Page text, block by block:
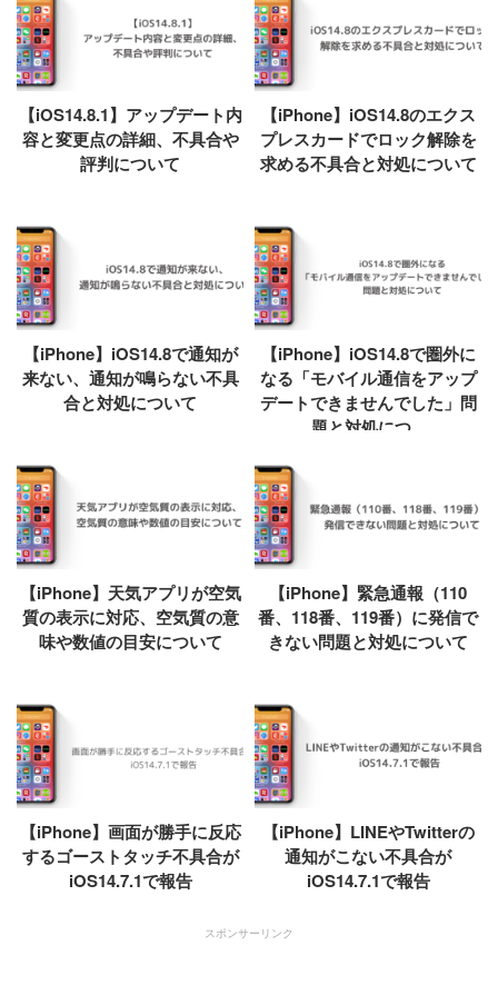
【iOS14.8.1】アップデート内
容と変更点の詳細、不具合や
評判について
【iPhone】iOS14.8のエクス
プレスカードでロック解除を
求める不具合と対処について
【iPhone】iOS14.8で通知が
来ない、通知が鳴らない不具
合と対処について
【iPhone】iOS14.8で圏外に
なる「モバイル通信をアップ
デートできませんでした」問
題と対処につ...
【iPhone】天気アプリが空気
質の表示に対応、空気質の意
味や数値の目安について
【iPhone】緊急通報（110
番、118番、119番）に発信で
きない問題と対処について
【iPhone】画面が勝手に反応
するゴーストタッチ不具合が
iOS14.7.1で報告
【iPhone】LINEやTwitterの
通知がこない不具合が
iOS14.7.1で報告
スポンサーリンク